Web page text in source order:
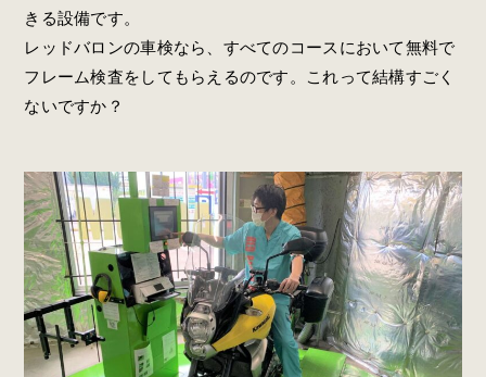
きる設備です。
レッドバロンの車検なら、すべてのコースにおいて無料で
フレーム検査をしてもらえるのです。これって結構すごく
ないですか？